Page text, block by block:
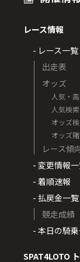
レース情報
- レース一覧
出走表
オッズ
人気・
人気検索
オッズ
オッズ
レース傾
- 変更情報
- 着順速報
- 払戻金一覧
競走成績
- 本日の騎
SPAT4LOTO